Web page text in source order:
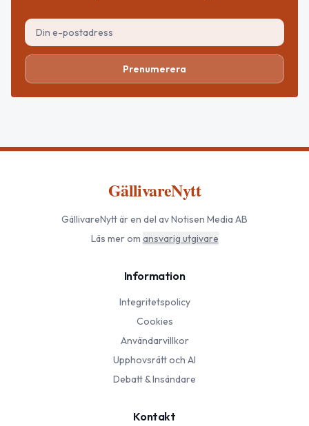
Prenumerera
GällivareNytt
GällivareNyttär en del av Notisen Media AB
Läs mer om ansvarig utgivare
Information
Integritetspolicy
Cookies
Användarvillkor
Upphovsrätt och AI
Debatt & Insändare
Kontakt